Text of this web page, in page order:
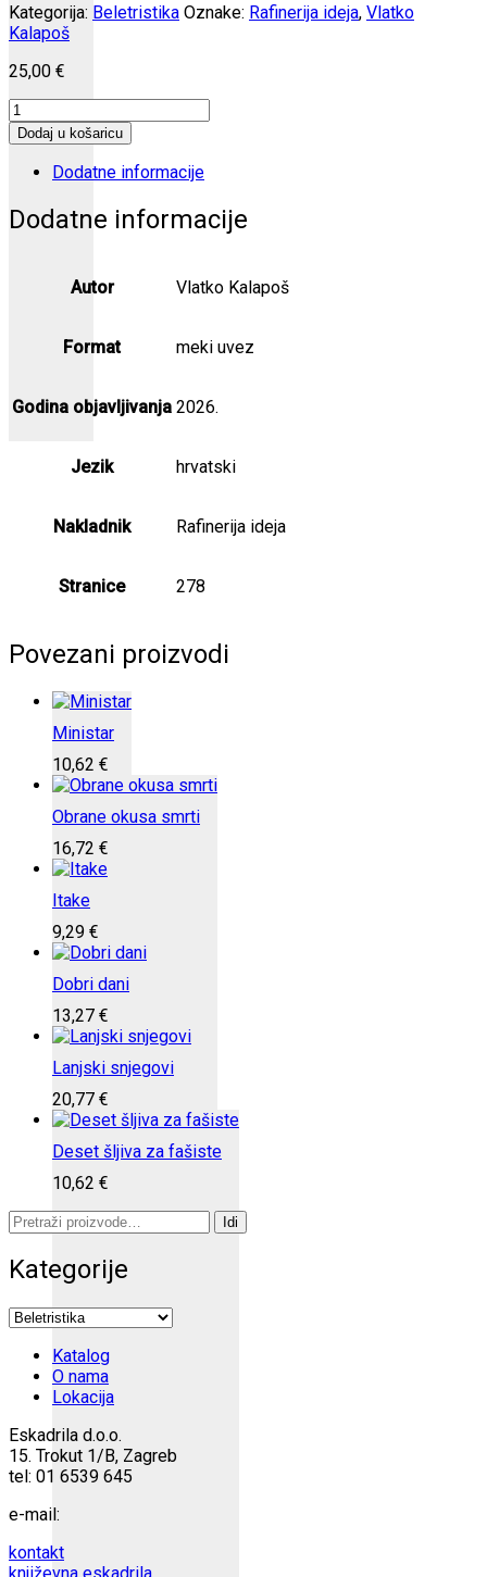
Kategorija: Beletristika Oznake: Rafinerija ideja, Vlatko
Kalapoš
25,00 €
Put
duše
količina
Dodaj u košaricu
Dodatne informacije
Dodatne informacije
Autor Vlatko Kalapoš
Format meki uvez
Godina objavljivanja 2026.
Jezik hrvatski
Nakladnik Rafinerija ideja
Stranice 278
Povezani proizvodi
Ministar
10,62 €
Obrane okusa smrti
16,72 €
Itake
9,29 €
Dobri dani
13,27 €
Lanjski snjegovi
20,77 €
Deset šljiva za fašiste
10,62 €
Pretraži:
Idi
Kategorije
Katalog
O nama
Lokacija
Eskadrila d.o.o.
15. Trokut 1/B, Zagreb
tel: 01 6539 645
e-mail:
kontakt